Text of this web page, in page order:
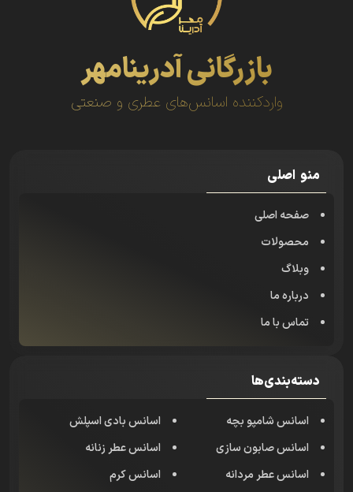
بازرگانی آدرینامهر
واردکننده اسانس‌های عطری و صنعتی
منو اصلی
صفحه اصلی
محصولات
وبلاگ
درباره ما
تماس با ما
دسته‌بندی‌ها
اسانس شامپو بچه
اسانس بادی اسپلش
اسانس صابون سازی
اسانس عطر زنانه
اسانس عطر مردانه
اسانس کرم